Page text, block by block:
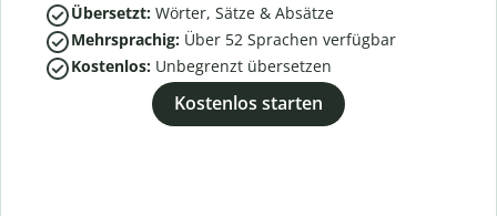
Übersetzt: Wörter, Sätze & Absätze
Mehrsprachig: Über 52 Sprachen verfügbar
Kostenlos: Unbegrenzt übersetzen
Kostenlos starten